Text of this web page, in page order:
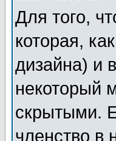
Для того,
которая,
дизайна) и
некоторый
скрытыми.
членство в